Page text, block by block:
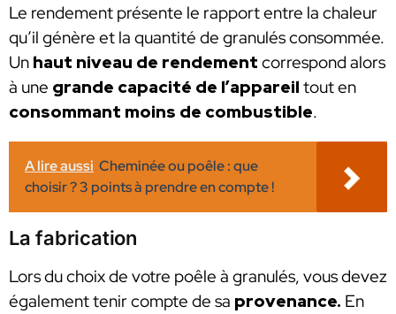
Le rendement présente le rapport entre la chaleur
qu’il génère et la quantité de granulés consommée.
Un haut niveau de rendement correspond alors
à une grande capacité de l’appareil tout en
consommant moins de combustible.
A lire aussi Cheminée ou poêle : que
choisir ? 3 points à prendre en compte !
La fabrication
Lors du choix de votre poêle à granulés, vous devez
également tenir compte de sa provenance. En